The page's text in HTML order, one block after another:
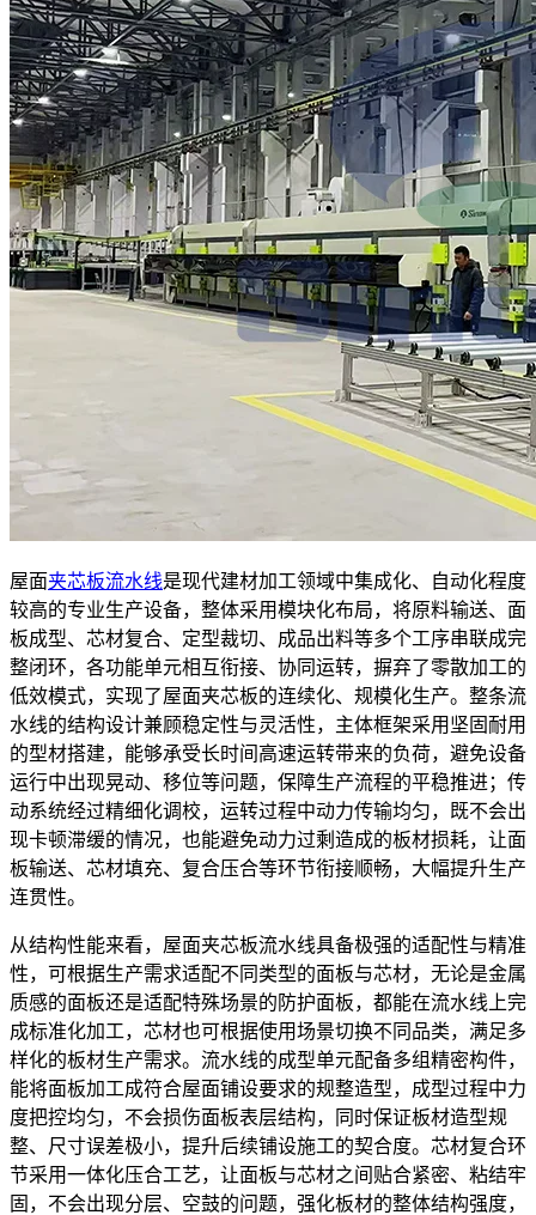
屋面夹芯板流水线是现代建材加工领域中集成化、自动化程度
较高的专业生产设备，整体采用模块化布局，将原料输送、面
板成型、芯材复合、定型裁切、成品出料等多个工序串联成完
整闭环，各功能单元相互衔接、协同运转，摒弃了零散加工的
低效模式，实现了屋面夹芯板的连续化、规模化生产。整条流
水线的结构设计兼顾稳定性与灵活性，主体框架采用坚固耐用
的型材搭建，能够承受长时间高速运转带来的负荷，避免设备
运行中出现晃动、移位等问题，保障生产流程的平稳推进；传
动系统经过精细化调校，运转过程中动力传输均匀，既不会出
现卡顿滞缓的情况，也能避免动力过剩造成的板材损耗，让面
板输送、芯材填充、复合压合等环节衔接顺畅，大幅提升生产
连贯性。
从结构性能来看，屋面夹芯板流水线具备极强的适配性与精准
性，可根据生产需求适配不同类型的面板与芯材，无论是金属
质感的面板还是适配特殊场景的防护面板，都能在流水线上完
成标准化加工，芯材也可根据使用场景切换不同品类，满足多
样化的板材生产需求。流水线的成型单元配备多组精密构件，
能将面板加工成符合屋面铺设要求的规整造型，成型过程中力
度把控均匀，不会损伤面板表层结构，同时保证板材造型规
整、尺寸误差极小，提升后续铺设施工的契合度。芯材复合环
节采用一体化压合工艺，让面板与芯材之间贴合紧密、粘结牢
固，不会出现分层、空鼓的问题，强化板材的整体结构强度，